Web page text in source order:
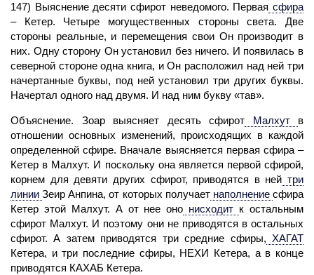
147) Выяснение десяти сфирот неведомого. Первая сфира
– Кетер. Четыре могущественных стороны света. Две
стороны реальные, и перемещения свои Он производит в
них. Одну сторону Он установил без ничего. И появилась в
северной стороне одна книга, и Он расположил над ней три
начертанные буквы, под ней установил три других буквы.
Начертал одного над двумя. И над ним букву «тав».
Объяснение. Зоар выясняет десять сфирот Малхут в
отношении основных изменений, происходящих в каждой
определенной сфире. Вначале выясняется первая сфира–
Кетер в Малхут. И поскольку она является первой сфирой,
корнем для девяти других сфирот, приводятся в ней три
линииЗеир Анпина, от которых получаетнаполнениесфира
Кетер этой Малхут. А от нее оно нисходит к остальным
сфирот Малхут. И поэтому они не приводятся в остальных
сфирот. А затем приводятся три средние сфиры, ХАГАТ
Кетера, и три последние сфиры, НЕХИ Кетера, а в конце
приводятся КАХАБ Кетера.